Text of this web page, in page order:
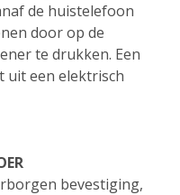
de huistelefoon
door op de
te drukken. Een
uit een elektrisch
bevestiging,